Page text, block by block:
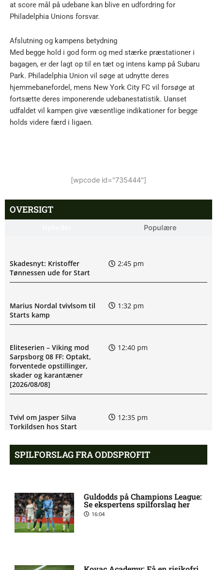
at score mål på udebane kan blive en udfordring for
Philadelphia Unions forsvar.
Afslutning og kampens betydning
Med begge hold i god form og med stærke præstationer i
bagagen, er der lagt op til en tæt og intens kamp på Subaru
Park. Philadelphia Union vil søge at udnytte deres
hjemmebanefordel, mens New York City FC vil forsøge at
fortsætte deres imponerende udebanestatistik. Uanset
udfaldet vil kampen give væsentlige indikationer for begge
holds videre færd i ligaen.
[wpcode id="735444"]
OVERSIGT
Populære
Skadesnyt: Kristoffer
Tønnessen ude for Start
2:45 pm
Marius Nordal tvivlsom til
Starts kamp
1:32 pm
Eliteserien – Viking mod
Sarpsborg 08 FF: Optakt,
forventede opstillinger,
skader og karantæner
[2026/08/08]
12:40 pm
Tvivl om Jasper Silva
Torkildsen hos Start
12:35 pm
Kennedy David Ikechukwu
11:34 am
Sigurd Kvile (Fredrikstad):
skadesstatus
10:21 am
SPILFORSLAG FRA ODDSPROFIT
Guldodds på Champions League:
Se ekspertens spilforslag her
16:04